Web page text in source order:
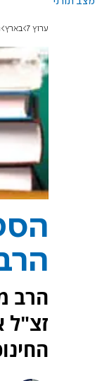
ערוץ 7 בארץ
הרב
זצ"ל